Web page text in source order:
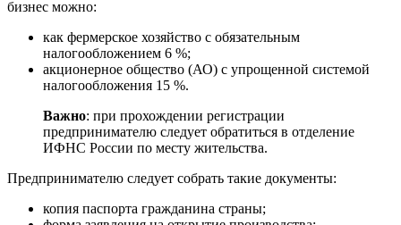
бизнес можно:
как фермерское хозяйство с обязательным
налогообложением 6 %;
акционерное общество (АО) с упрощенной системой
налогообложения 15 %.
Важно: при прохождении регистрации
предпринимателю следует обратиться в отделение
ИФНС России по месту жительства.
Предпринимателю следует собрать такие документы:
копия паспорта гражданина страны;